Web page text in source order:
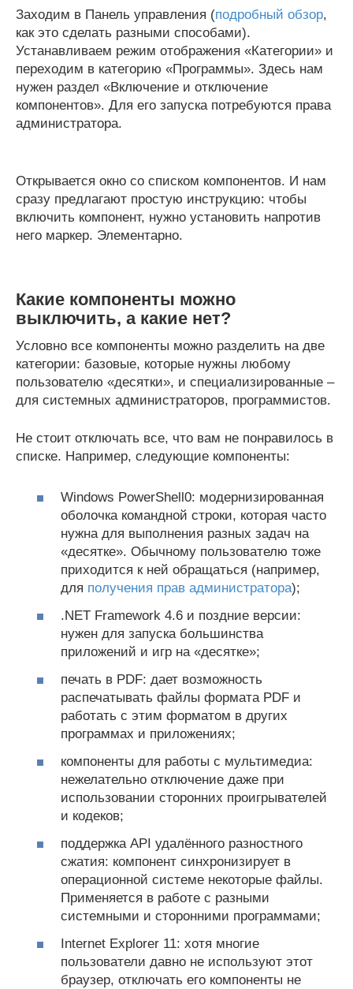
Заходим в Панель управления (подробный обзор,
как это сделать разными способами).
Устанавливаем режим отображения «Категории» и
переходим в категорию «Программы». Здесь нам
нужен раздел «Включение и отключение
компонентов». Для его запуска потребуются права
администратора.
Открывается окно со списком компонентов. И нам
сразу предлагают простую инструкцию: чтобы
включить компонент, нужно установить напротив
него маркер. Элементарно.
Какие компоненты можно
выключить, а какие нет?
Условно все компоненты можно разделить на две
категории: базовые, которые нужны любому
пользователю «десятки», и специализированные –
для системных администраторов, программистов.
Не стоит отключать все, что вам не понравилось в
списке. Например, следующие компоненты:
Windows PowerShell0: модернизированная
оболочка командной строки, которая часто
нужна для выполнения разных задач на
«десятке». Обычному пользователю тоже
приходится к ней обращаться (например,
для получения прав администратора);
.NET Framework 4.6 и поздние версии:
нужен для запуска большинства
приложений и игр на «десятке»;
печать в PDF: дает возможность
распечатывать файлы формата PDF и
работать с этим форматом в других
программах и приложениях;
компоненты для работы с мультимедиа:
нежелательно отключение даже при
использовании сторонних проигрывателей
и кодеков;
поддержка АРІ удалённого разностного
сжатия: компонент синхронизирует в
операционной системе некоторые файлы.
Применяется в работе с разными
системными и сторонними программами;
Internet Explorer 11: хотя многие
пользователи давно не используют этот
браузер, отключать его компоненты не